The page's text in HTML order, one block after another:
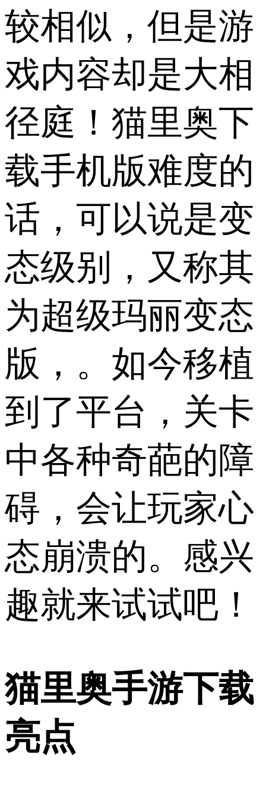
较相似，但是游
戏内容却是大相
径庭！猫里奥下
载手机版难度的
话，可以说是变
态级别，又称其
为超级玛丽变态
版，。如今移植
到了平台，关卡
中各种奇葩的障
碍，会让玩家心
态崩溃的。感兴
趣就来试试吧！
猫里奥手游下载
亮点